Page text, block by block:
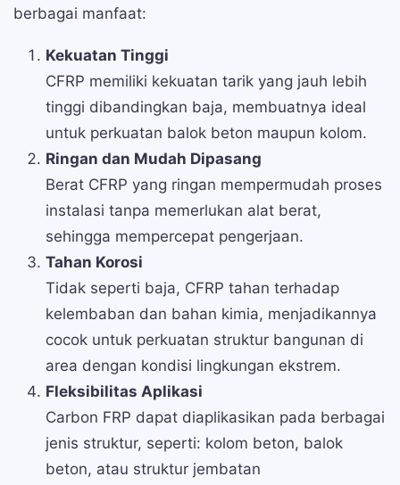
berbagai manfaat:
Kekuatan Tinggi
CFRP memiliki kekuatan tarik yang jauh lebih
tinggi dibandingkan baja, membuatnya ideal
untuk perkuatan balok beton maupun kolom.
Ringan dan Mudah Dipasang
Berat CFRP yang ringan mempermudah proses
instalasi tanpa memerlukan alat berat,
sehingga mempercepat pengerjaan.
Tahan Korosi
Tidak seperti baja, CFRP tahan terhadap
kelembaban dan bahan kimia, menjadikannya
cocok untuk perkuatan struktur bangunan di
area dengan kondisi lingkungan ekstrem.
Fleksibilitas Aplikasi
Carbon FRP dapat diaplikasikan pada berbagai
jenis struktur, seperti: kolom beton, balok
beton, atau struktur jembatan